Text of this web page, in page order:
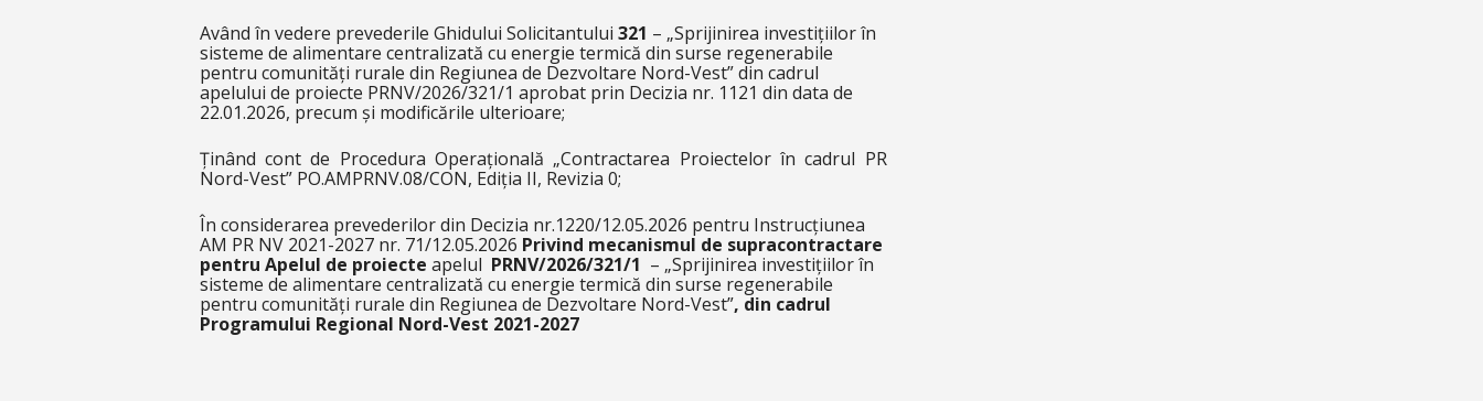
Având în vedere prevederile Ghidului Solicitantului 321 – „Sprijinirea investițiilor în
sisteme de alimentare centralizată cu energie termică din surse regenerabile
pentru comunități rurale din Regiunea de Dezvoltare Nord-Vest”din cadrul
apelului de proiecte PRNV/2026/321/1 aprobat prin Decizia nr. 1121 din data de
22.01.2026, precum și modificările ulterioare;
Ținând cont de Procedura Operațională „Contractarea Proiectelor în cadrul PR
Nord-Vest” PO.AMPRNV.08/CON, Ediția II, Revizia 0;
În considerarea prevederilor din Decizia nr.1220/12.05.2026 pentru Instrucțiunea
AM PR NV 2021-2027 nr. 71/12.05.2026 Privind mecanismul de supracontractare
pentru Apelul de proiecte apelul PRNV/2026/321/1 – „Sprijinirea investițiilor în
sisteme de alimentare centralizată cu energie termică din surse regenerabile
pentru comunități rurale din Regiunea de Dezvoltare Nord-Vest”, din cadrul
Programului Regional Nord-Vest 2021-2027